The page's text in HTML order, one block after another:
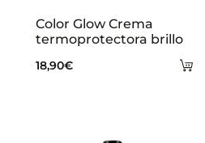
Color Glow Crema
termoprotectora brillo
18,90€